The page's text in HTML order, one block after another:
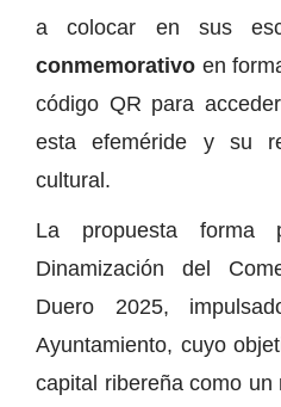
a colocar en sus
conmemorativo en
código QR para
esta efeméride y su
cultural.
La propuesta
Dinamización del
Duero 2025,
Ayuntamiento, cuyo
capital ribereña como